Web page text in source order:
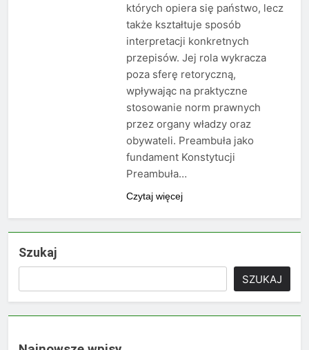
których opiera się państwo, lecz
także kształtuje sposób
interpretacji konkretnych
przepisów. Jej rola wykracza
poza sferę retoryczną,
wpływając na praktyczne
stosowanie norm prawnych
przez organy władzy oraz
obywateli. Preambuła jako
fundament Konstytucji
Preambuła…
Czytaj więcej
Szukaj
SZUKAJ